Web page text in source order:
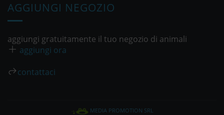
AGGIUNGI NEGOZIO
aggiungi gratuitamente il tuo negozio di animali
aggiungi ora
contattaci
MEDIA PROMOTION SRL